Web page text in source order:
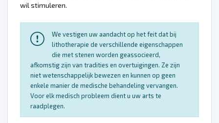
wil stimuleren.
We vestigen uw aandacht op het feit dat bij
lithotherapie de verschillende eigenschappen
die met stenen worden geassocieerd,
afkomstig zijn van tradities en overtuigingen. Ze zijn
niet wetenschappelijk bewezen en kunnen op geen
enkele manier de medische behandeling vervangen.
Voor elk medisch probleem dient u uw arts te
raadplegen.